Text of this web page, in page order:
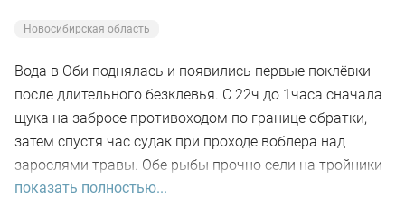
Новосибирская область
Вода в Оби поднялась и появились первые поклёвки
после длительного безклевья. С 22ч до 1часа сначала
щука на забросе противоходом по границе обратки,
затем спустя час судак при проходе воблера над
зарослями травы. Обе рыбы прочно сели на тройники
и при чистке оказались с пустыми желудками. Ждем
показать полностью...